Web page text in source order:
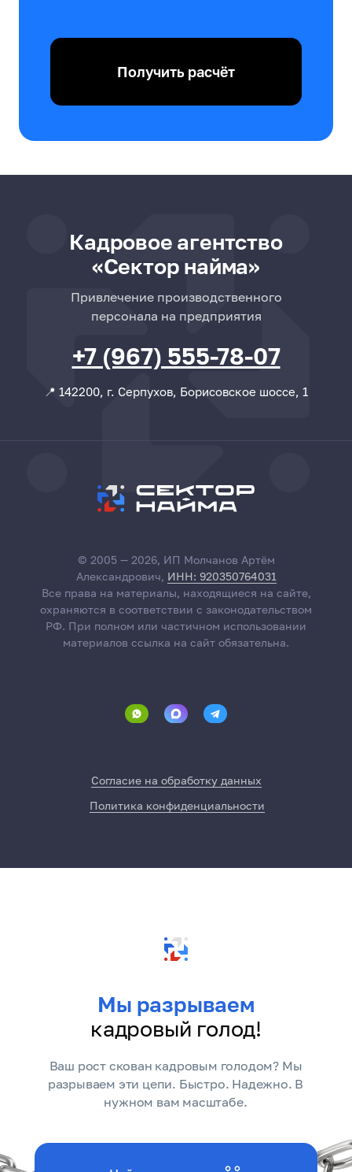
Получить расчёт
Согласие на обработку данных
Политика конфиденциальности
© 2005 — 2026, ИП Молчанов Артём
Александрович, ИНН: 920350764031
Все права на материалы, находящиеся на сайте,
охраняются в соответствии с законодательством
РФ. При полном или частичном использовании
материалов ссылка на сайт обязательна.
+7 (967) 555-78-07
📍 142200, г. Серпухов, Борисовское шоссе, 1
Привлечение производственного
персонала на предприятия
Кадровое агентство
«Сектор найма»
Мы разрываем
кадровый голод!
Ваш рост скован кадровым голодом? Мы
разрываем эти цепи. Быстро. Надежно. В
нужном вам масштабе.